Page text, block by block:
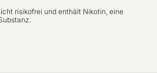
risikofrei und enthält Nikotin, eine